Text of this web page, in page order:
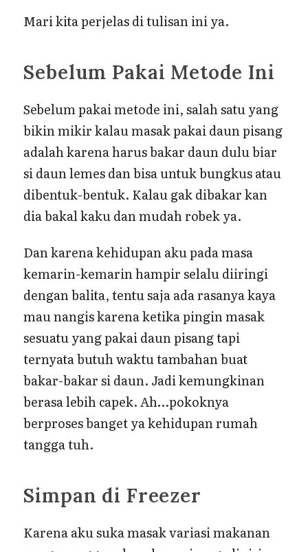
Mari kita perjelas di tulisan ini ya.
Sebelum Pakai Metode Ini
Sebelum pakai metode ini, salah satu yang
bikin mikir kalau masak pakai daun pisang
adalah karena harus bakar daun dulu biar
si daun lemes dan bisa untuk bungkus atau
dibentuk-bentuk. Kalau gak dibakar kan
dia bakal kaku dan mudah robek ya.
Dan karena kehidupan aku pada masa
kemarin-kemarin hampir selalu diiringi
dengan balita, tentu saja ada rasanya kaya
mau nangis karena ketika pingin masak
sesuatu yang pakai daun pisang tapi
ternyata butuh waktu tambahan buat
bakar-bakar si daun. Jadi kemungkinan
berasa lebih capek. Ah…pokoknya
berproses banget ya kehidupan rumah
tangga tuh.
Simpan di Freezer
Karena aku suka masak variasi makanan